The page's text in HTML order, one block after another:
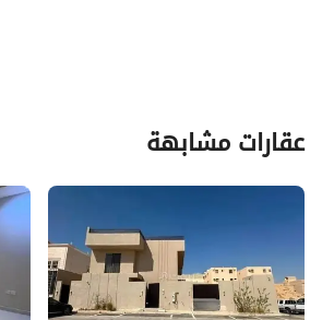
رقم المبنى
الرقم الاضافي
5651
خط العرض
خط الطول
عقارات مشابهة